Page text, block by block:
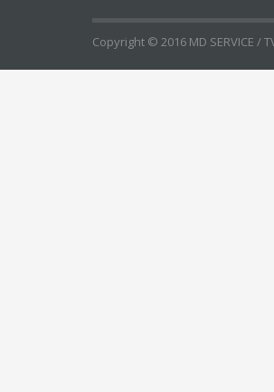
Copyright © 2016 MD SERVICE /